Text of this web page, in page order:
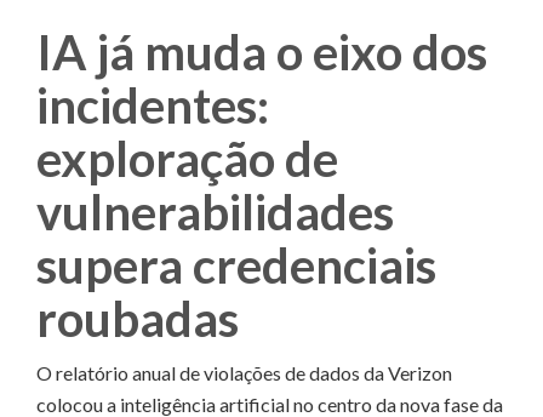
IA já muda o eixo dos
incidentes:
exploração de
vulnerabilidades
supera credenciais
roubadas
O relatório anual de violações de dados da Verizon
colocou a inteligência artificial no centro da nova fase da